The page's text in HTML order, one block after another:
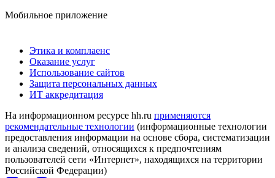
Мобильное приложение
Этика и комплаенс
Оказание услуг
Использование сайтов
Защита персональных данных
ИТ аккредитация
На информационном ресурсе hh.ru применяются
рекомендательные технологии (информационные технологии
предоставления информации на основе сбора, систематизации
и анализа сведений, относящихся к предпочтениям
пользователей сети «Интернет», находящихся на территории
Российской Федерации)